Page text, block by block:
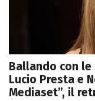
Ballando con le
Lucio Presta e
Mediaset”, il